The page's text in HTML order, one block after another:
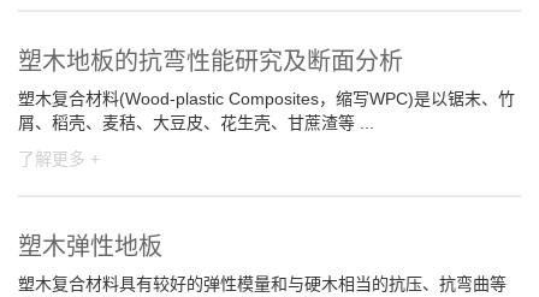
塑木地板的抗弯性能研究及断面分析
塑木复合材料(Wood-plastic Composites，缩写WPC)是以锯末、竹
屑、稻壳、麦秸、大豆皮、花生壳、甘蔗渣等 ...
了解更多 +
塑木弹性地板
塑木复合材料具有较好的弹性模量和与硬木相当的抗压、抗弯曲等